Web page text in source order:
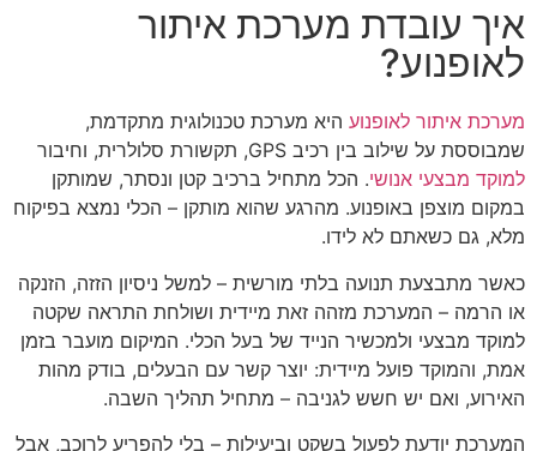
איך עובדת מערכת איתור
לאופנוע?
מערכת איתור לאופנוע היא מערכת טכנולוגית מתקדמת,
שמבוססת על שילוב בין רכיב GPS, תקשורת סלולרית, וחיבור
למוקד מבצעי אנושי. הכל מתחיל ברכיב קטן ונסתר, שמותקן
במקום מוצפן באופנוע. מהרגע שהוא מותקן – הכלי נמצא בפיקוח
מלא, גם כשאתם לא לידו.
כאשר מתבצעת תנועה בלתי מורשית – למשל ניסיון הזזה, הזנקה
או הרמה – המערכת מזהה זאת מיידית ושולחת התראה שקטה
למוקד מבצעי ולמכשיר הנייד של בעל הכלי. המיקום מועבר בזמן
אמת, והמוקד פועל מיידית: יוצר קשר עם הבעלים, בודק מהות
האירוע, ואם יש חשש לגניבה – מתחיל תהליך השבה.
המערכת יודעת לפעול בשקט וביעילות – בלי להפריע לרוכב, אבל